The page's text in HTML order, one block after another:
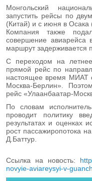
Монгольский
запустить рейсы по
(Китай) и с июня в
Компания также
совершение авиарейса
маршрут задерживается
С переходом на
прямой рейс по
настоящее время МИАТ
Москва-Берлин».
рейс «Улаанбаатар-
По словам
проводит политику
результатах и оценках
рост пассажиропотока
Д.Баттур.
Ссылка на новость:
novyie-aviareysyi-v-